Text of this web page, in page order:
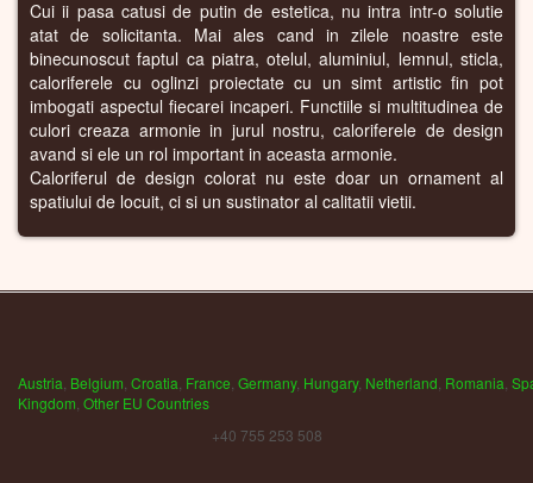
Cui ii pasa catusi de putin de estetica, nu intra intr-o solutie
atat de solicitanta. Mai ales cand in zilele noastre este
binecunoscut faptul ca piatra, otelul, aluminiul, lemnul, sticla,
caloriferele cu oglinzi proiectate cu un simt artistic fin pot
imbogati aspectul fiecarei incaperi. Functiile si multitudinea de
culori creaza armonie in jurul nostru, caloriferele de design
avand si ele un rol important in aceasta armonie.
Caloriferul de design colorat nu este doar un ornament al
spatiului de locuit, ci si un sustinator al calitatii vietii.
Austria Belgium Croatia France Germany, Hungary, Netherland Romania
Kingdom Other EU Countries
+40 755 253 508